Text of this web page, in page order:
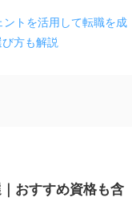
トを活用して転職を成
方も解説
おすすめ資格も含